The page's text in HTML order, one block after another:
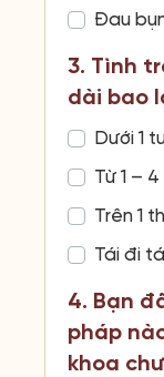
Đau
3. Tình
dài bao
Dưới 1
Từ 1 –
Trên 1
Tái đi
4. Bạn
pháp
khoa